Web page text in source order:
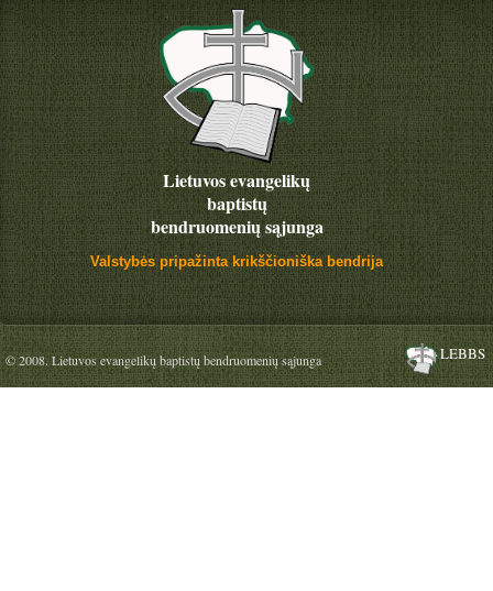
Lietuvos evangelikų
baptistų
bendruomenių sąjunga
Valstybės pripažinta krikščioniška bendrija
© 2008. Lietuvos evangelikų baptistų bendruomenių sąjunga LEBBS